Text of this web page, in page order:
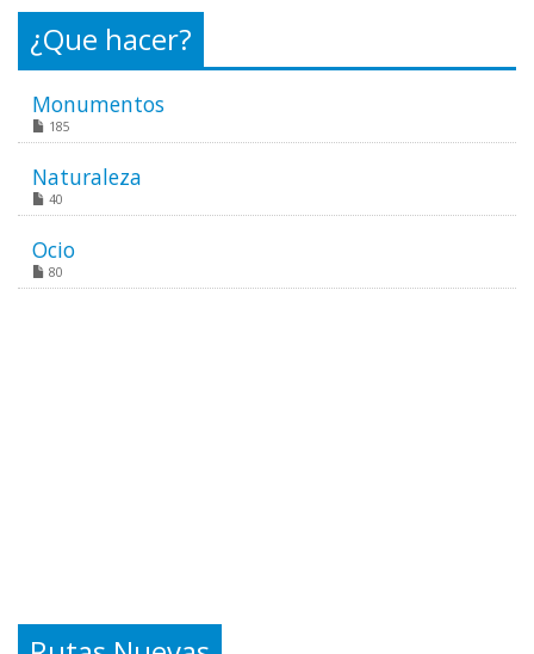
¿Que hacer?
Monumentos
185
Naturaleza
40
Ocio
80